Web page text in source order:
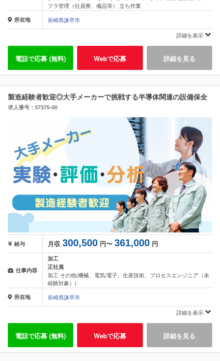
フラ管理（社員寮、備品等） 立ち作業
所在地
長崎県諫早市
詳細を表示
電話で応募 (無料) Webで応募 詳細を見る
製造経験者歓迎◎大手メーカーで挑戦する半導体関連の設備保全
求人番号：57375-00
給与 月収 300,500 円〜 361,000 円
仕事内容
加工
正社員
加工 その他(機械、電気/電子、生産技術、プロセスエンジニア（未
経験対象）)
所在地
長崎県諫早市
詳細を表示
電話で応募 (無料) Webで応募 詳細を見る